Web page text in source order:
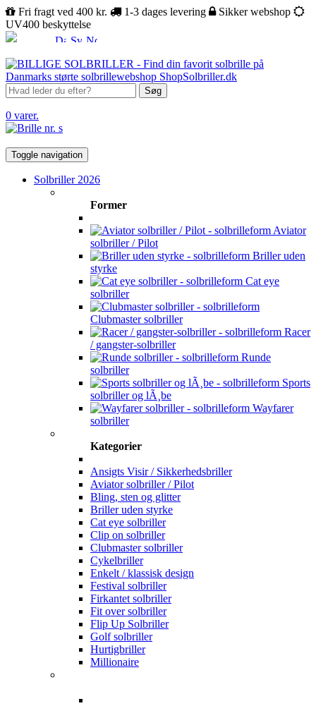
Fri fragt ved 400 kr. 1-3 dages levering
Sikker webshop
UV400 beskyttelse
Søg
0 varer.
Toggle navigation
Solbriller 2026
Former
Aviator
solbriller / Pilot
Briller uden
styrke
Cat eye
solbriller
Clubmaster solbriller
Racer
/ gangster-solbriller
Runde
solbriller
Sports
solbriller og lÃ¸be
Wayfarer
solbriller
Kategorier
Ansigts Visir / Sikkerhedsbriller
Aviator solbriller / Pilot
Bling, sten og glitter
Briller uden styrke
Cat eye solbriller
Clip on solbriller
Clubmaster solbriller
Cykelbriller
Enkelt / klassisk design
Festival solbriller
Firkantet solbriller
Fit over solbriller
Flip Up Solbriller
Golf solbriller
Hurtigbriller
Millionaire